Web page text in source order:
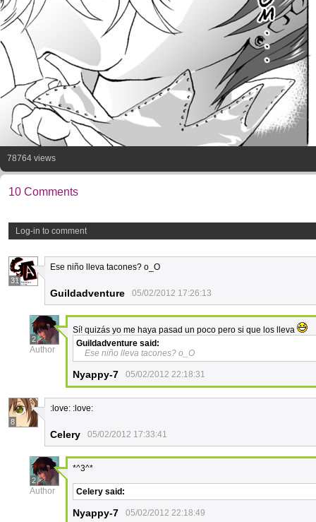
78764 views
10 Comments
Log-in to comment
31
Ese niño lleva tacones? o_O
Guildadventure 05/02/2012 17:26:13
2
Author
Sí! quizás yo me haya pasad un poco pero si que los lleva
Guildadventure said:
Ese niño lleva tacones? o_O
Nyappy-7 05/02/2012 22:18:31
8
:love: :love:
Celery 05/02/2012 17:33:41
2
Author
*^3^*
Celery said:
Nyappy-7 05/02/2012 22:18:49